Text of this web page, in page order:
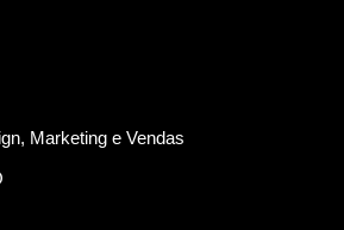
Marketing e Vendas